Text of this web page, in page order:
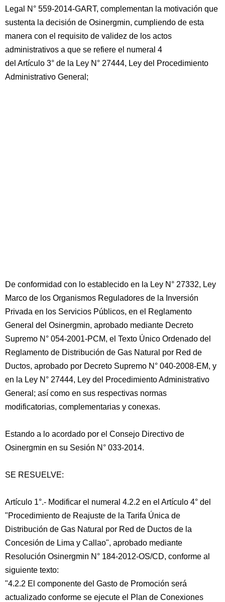
Legal N° 559-2014-GART, complementan la motivación que
sustenta la decisión de Osinergmin, cumpliendo de esta
manera con el requisito de validez de los actos
administrativos a que se refiere el numeral 4
del Artículo 3° de la Ley N° 27444, Ley del Procedimiento
Administrativo General;
De conformidad con lo establecido en la Ley N° 27332, Ley
Marco de los Organismos Reguladores de la Inversión
Privada en los Servicios Públicos, en el Reglamento
General del Osinergmin, aprobado mediante Decreto
Supremo N° 054-2001-PCM, el Texto Único Ordenado del
Reglamento de Distribución de Gas Natural por Red de
Ductos, aprobado por Decreto Supremo N° 040-2008-EM, y
en la Ley N° 27444, Ley del Procedimiento Administrativo
General; así como en sus respectivas normas
modificatorias, complementarias y conexas.
Estando a lo acordado por el Consejo Directivo de
Osinergmin en su Sesión N° 033-2014.
SE RESUELVE:
Artículo 1°.- Modificar el numeral 4.2.2 en el Artículo 4° del
"Procedimiento de Reajuste de la Tarifa Única de
Distribución de Gas Natural por Red de Ductos de la
Concesión de Lima y Callao", aprobado mediante
Resolución Osinergmin N° 184-2012-OS/CD, conforme al
siguiente texto:
"4.2.2 El componente del Gasto de Promoción será
actualizado conforme se ejecute el Plan de Conexiones